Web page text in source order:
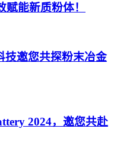
能新质粉体！
技邀您共探粉末冶金
2024，邀您共赴